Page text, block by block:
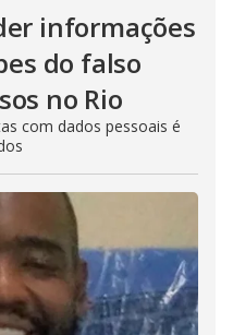
informações
do falso
no Rio
com dados pessoais é